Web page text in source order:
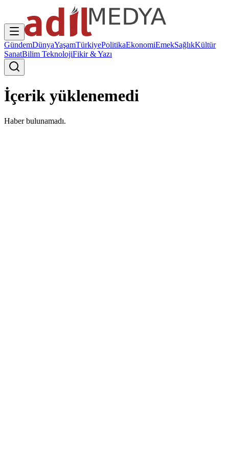
GündemDünyaYaşamTürkiyePolitikaEkonomiEmekSağlıkKültür
SanatBilim TeknolojiFikir & Yazı
İçerik yüklenemedi
Haber bulunamadı.